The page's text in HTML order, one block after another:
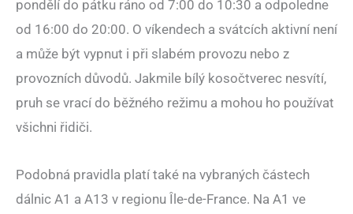
pondělí do pátku ráno od 7:00 do 10:30 a odpoledne
od 16:00 do 20:00. O víkendech a svátcích aktivní není
a může být vypnut i při slabém provozu nebo z
provozních důvodů. Jakmile bílý kosočtverec nesvítí,
pruh se vrací do běžného režimu a mohou ho používat
všichni řidiči.
Podobná pravidla platí také na vybraných částech
dálnic A1 a A13 v regionu Île-de-France. Na A1 ve